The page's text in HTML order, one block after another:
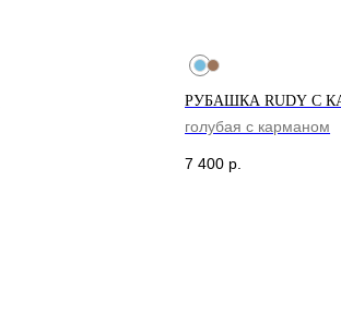
РУБАШКА RUDY С
голубая с карманом
7 400 р.
МАГАЗИНЫ